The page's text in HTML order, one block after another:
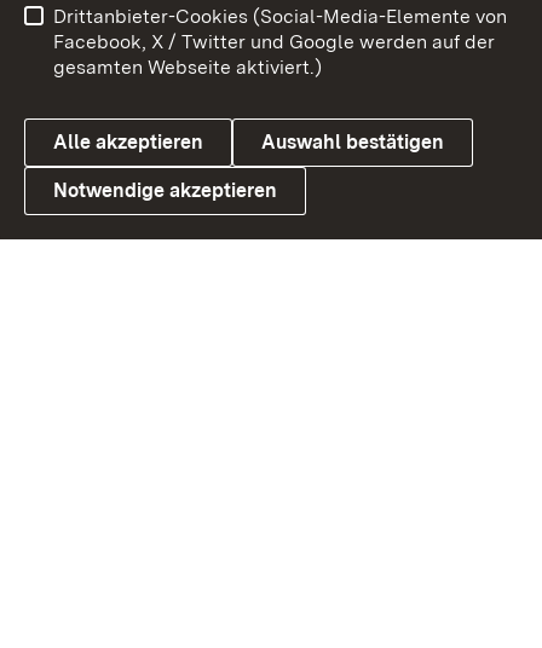
Link zum Landesportal
Barrierefreiheit
Datenschutz
Cookies
Drittanbieter-Cookies (Social-Media-Elemente von
Facebook, X / Twitter und Google werden auf der
gesamten Webseite aktiviert.)
Alle akzeptieren Auswahl bestätigen
Notwendige akzeptieren